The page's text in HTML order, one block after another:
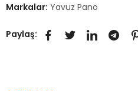
Markalar: Yavuz Pano
Paylaş: